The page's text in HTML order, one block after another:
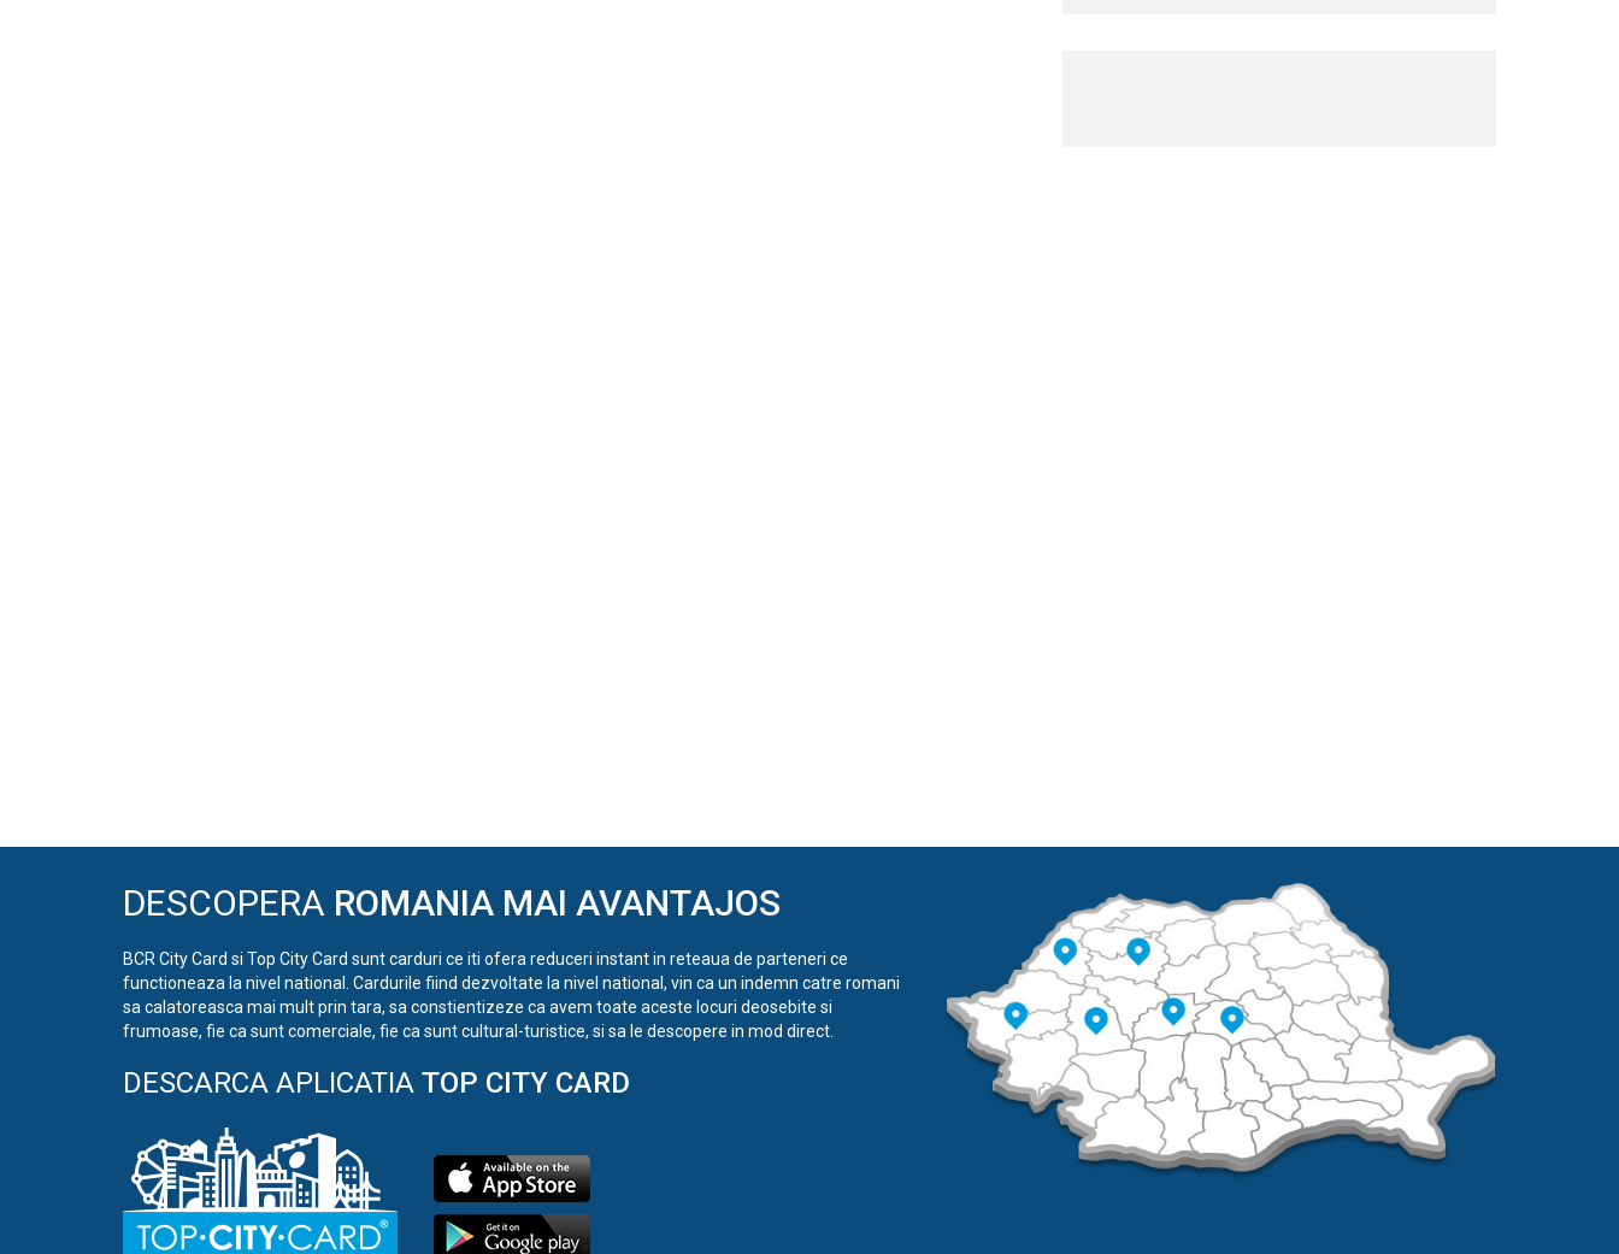
DESCOPERA ROMANIA MAI AVANTAJOS
BCR City Card si Top City Card sunt carduri ce iti ofera reduceri instant in reteaua de parteneri ce
functioneaza la nivel national. Cardurile fiind dezvoltate la nivel national, vin ca un indemn catre romani
sa calatoreasca mai mult prin tara, sa constientizeze ca avem toate aceste locuri deosebite si
frumoase, fie ca sunt comerciale, fie ca sunt cultural-turistice, si sa le descopere in mod direct.
DESCARCA APLICATIA TOP CITY CARD